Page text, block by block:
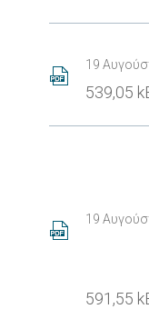
19
539,05
19
591,55